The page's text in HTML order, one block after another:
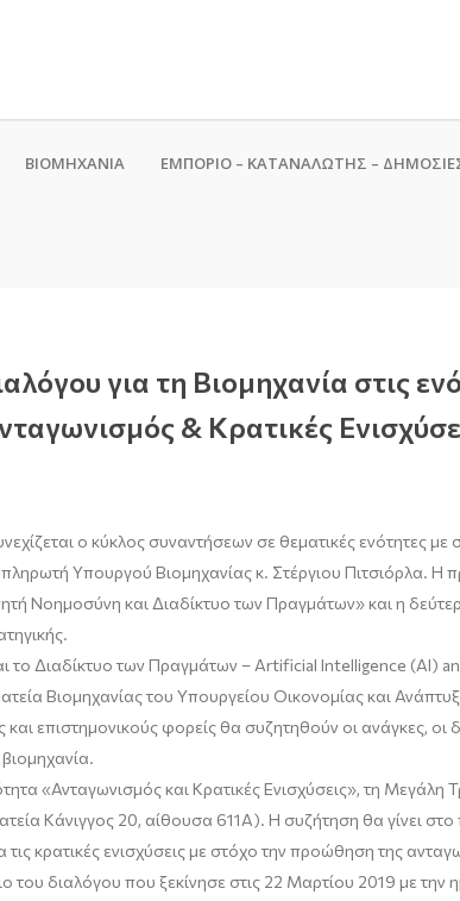
ΒΙΟΜΗΧΑΝΙΑ ΕΜΠΟΡΙΟ – ΚΑΤΑΝΑΛΩΤΗΣ –
για τη Βιομηχανία στις
& Κρατικές
ο κύκλος συναντήσεων σε θεματικές ενότητες με
Υπουργού Βιομηχανίας κ. Στέργιου Πιτσιόρλα. Η
Νοημοσύνη και Διαδίκτυο των Πραγμάτων» και η
το Διαδίκτυο των Πραγμάτων – Artificial Intelligence
Βιομηχανίας του Υπουργείου Οικονομίας και
επιστημονικούς φορείς θα συζητηθούν οι ανάγκες,
«Ανταγωνισμός και Κρατικές Ενισχύσεις», τη Μεγάλη
Κάνιγγος 20, αίθουσα 611A). Η συζήτηση θα γίνει
κρατικές ενισχύσεις με στόχο την προώθηση της
του διαλόγου που ξεκίνησε στις 22 Μαρτίου 2019 με την